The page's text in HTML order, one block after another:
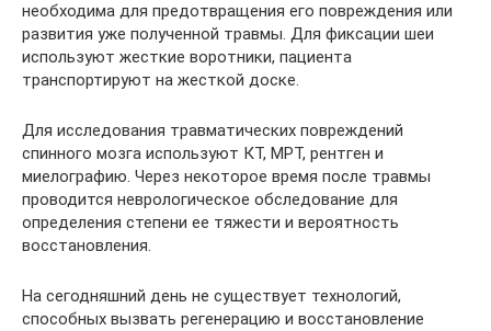
необходима для предотвращения его повреждения или
развития уже полученной травмы. Для фиксации шеи
используют жесткие воротники, пациента
транспортируют на жесткой доске.
Для исследования травматических повреждений
спинного мозга используют КТ, МРТ, рентген и
миелографию. Через некоторое время после травмы
проводится неврологическое обследование для
определения степени ее тяжести и вероятность
восстановления.
На сегодняшний день не существует технологий,
способных вызвать регенерацию и восстановление